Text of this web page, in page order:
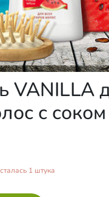
с
1 штука